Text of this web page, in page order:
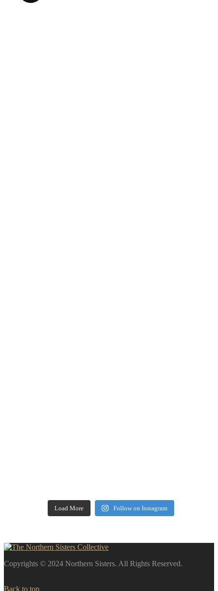
Load More Follow on Instagram
Copyrights © 2024 Northern Sisters. All Rights Reserved.
Back to top